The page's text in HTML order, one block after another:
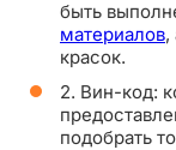
быть
материалов,
красок.
2. Вин-код:
подобрать